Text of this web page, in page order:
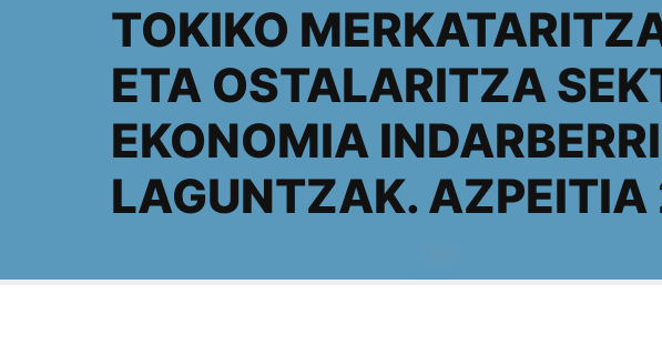
TOKIKO
ETA OSTALARITZA
EKONOMIA
LAGUNTZAK. AZPEITIA